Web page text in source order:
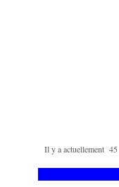
Il y a actuellement 45